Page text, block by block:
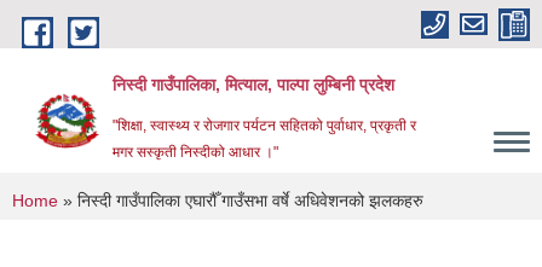
Skip to main content
निस्दी गाउँपालिका, मित्याल, पाल्पा लुम्बिनी प्रदेश
"शिक्षा, स्वास्थ्य र रोजगार पर्यटन सहितको पुर्वाधार, प्रकृती र
मगर सस्कृती निस्दीको आधार ।"
You are here
Home » निस्दी गाउँपालिका एघारौँ गाउँसभा वर्षे अधिवेशनको झलकहरु